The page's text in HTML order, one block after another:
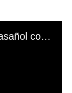
El mal momento de Yanina Gasañol con un hincha argentino en "Subrayado"